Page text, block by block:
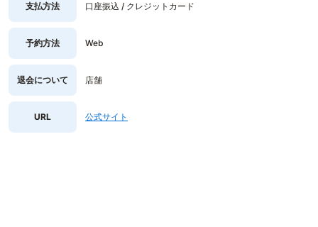
支払方法 口座振込 / クレジットカード
予約方法 Web
退会について 店舗
URL 公式サイト